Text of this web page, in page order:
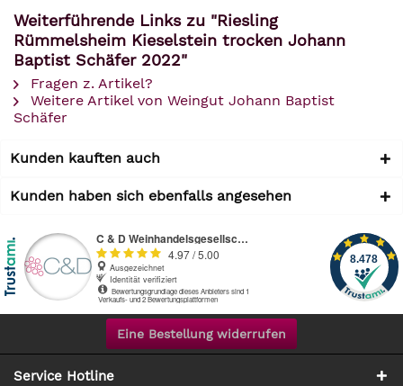
Weiterführende Links zu "Riesling
Rümmelsheim Kieselstein trocken Johann
Baptist Schäfer 2022"
Fragen z. Artikel?
Weitere Artikel von Weingut Johann Baptist
Schäfer
Kunden kauften auch
Kunden haben sich ebenfalls angesehen
Eine Bestellung widerrufen
Service Hotline